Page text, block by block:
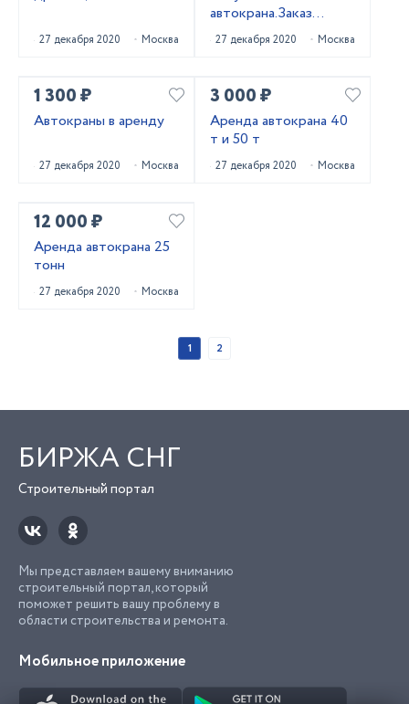
27 декабря 2020 Москва
автокрана.Заказ
автокрана
27 декабря 2020 Москва
1 300 ₽
Автокраны в аренду
27 декабря 2020 Москва
3 000 ₽
Аренда автокрана 40
т и 50 т
27 декабря 2020 Москва
12 000 ₽
Аренда автокрана 25
тонн
27 декабря 2020 Москва
1 2
БИРЖА СНГ
Строительный портал
Мы представляем вашему вниманию
строительный портал, который
поможет решить вашу проблему в
области строительства и ремонта.
Мобильное приложение